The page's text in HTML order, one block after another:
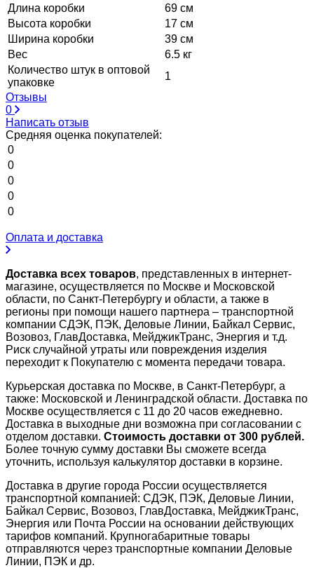
Длина коробки
69 см
Высота коробки
17 см
Ширина коробки
39 см
Вес
6.5 кг
Количество штук в оптовой
упаковке
1
Отзывы
0
Написать отзыв
Средняя оценка покупателей:
0
0
0
0
0
Оплата и доставка
Доставка всех товаров, представленных в интернет-
магазине, осуществляется по Москве и Московской
области, по Санкт-Петербургу и области, а также в
регионы при помощи нашего партнера – транспортной
компании СДЭК, ПЭК, Деловые Линии, Байкал Сервис,
Возовоз, ГлавДоставка, МейджикТранс, Энергия и т.д.
Риск случайной утраты или повреждения изделия
переходит к Покупателю с момента передачи товара.
Курьерская доставка по Москве, в Санкт-Петербург, а
также: Московской и Ленинградской области. Доставка по
Москве осуществляется с 11 до 20 часов ежедневно.
Доставка в выходные дни возможна при согласовании с
отделом доставки. Стоимость доставки от 300 рублей.
Более точную сумму доставки Вы сможете всегда
уточнить, используя калькулятор доставки в корзине.
Доставка в другие города России осуществляется
транспортной компанией: СДЭК, ПЭК, Деловые Линии,
Байкал Сервис, Возовоз, ГлавДоставка, МейджикТранс,
Энергия или Почта России на основании действующих
тарифов компаний. Крупногабаритные товары
отправляются через транспортные компании Деловые
Линии, ПЭК и др.